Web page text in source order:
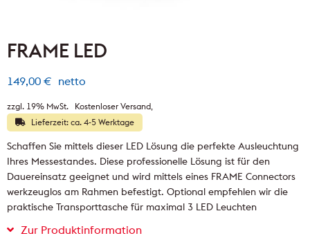
FRAME LED
149,00 € netto
zzgl. 19% MwSt.
Kostenloser Versand
Lieferzeit: ca. 4-5 Werktage
Schaffen Sie mittels dieser LED Lösung die perfekte Ausleuchtung
Ihres Messestandes. Diese professionelle Lösung ist für den
Dauereinsatz geeignet und wird mittels eines FRAME Connectors
werkzeuglos am Rahmen befestigt. Optional empfehlen wir die
praktische Transporttasche für maximal 3 LED Leuchten
Zur Produktinformation